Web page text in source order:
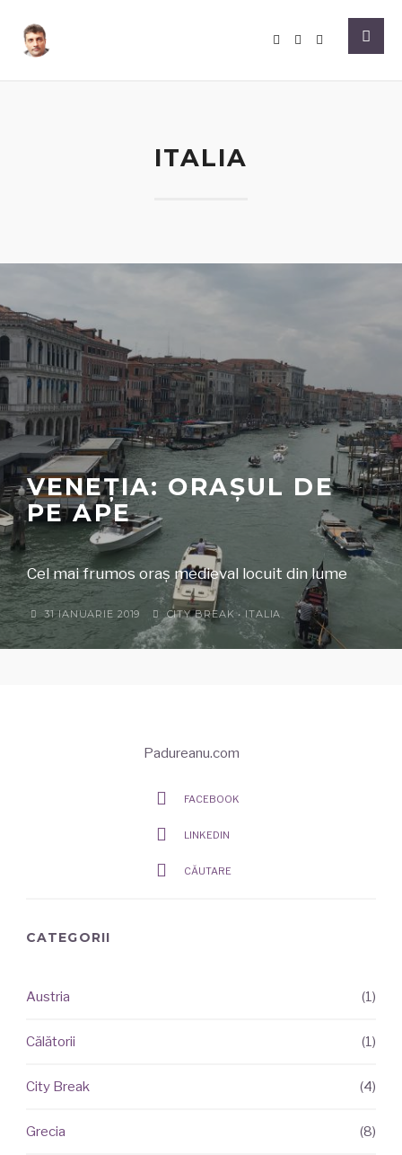
ITALIA
VENEȚIA: ORAȘUL DE
PE APE
Cel mai frumos oraș medieval locuit din lume
31 IANUARIE 2019 CITY BREAK• ITALIA
Padureanu.com
FACEBOOK
LINKEDIN
CĂUTARE
CATEGORII
Austria (1)
Călătorii (1)
City Break (4)
Grecia (8)
ARTICOLE